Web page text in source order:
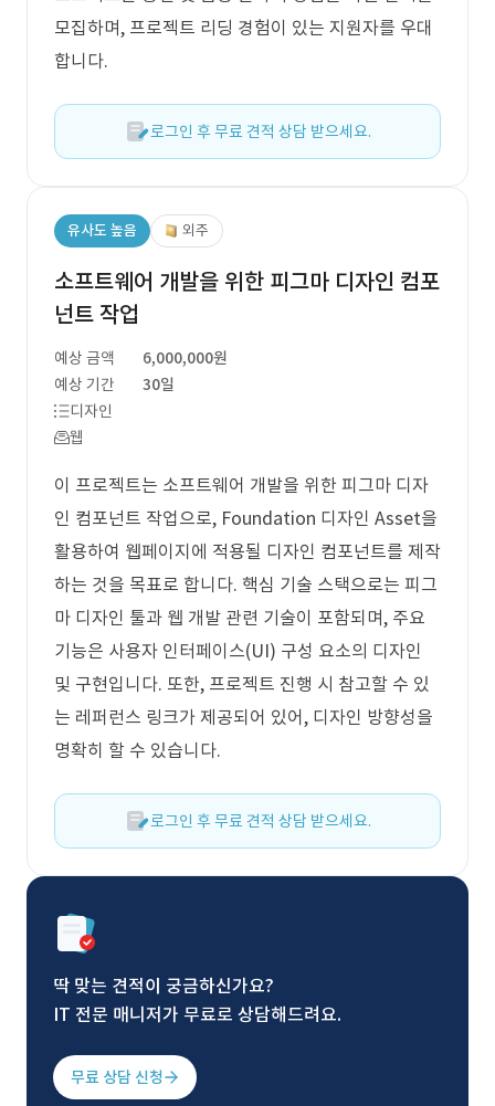
모집하며, 프로젝트 리딩 경험이 있는 지원자를 우대
합니다.
로그인 후 무료 견적 상담 받으세요.
유사도 높음 외주
소프트웨어 개발을 위한 피그마 디자인 컴포
넌트 작업
예상 금액
6,000,000원
예상 기간
30일
디자인
웹
이 프로젝트는 소프트웨어 개발을 위한 피그마 디자
인 컴포넌트 작업으로, Foundation 디자인 Asset을
활용하여 웹페이지에 적용될 디자인 컴포넌트를 제작
하는 것을 목표로 합니다. 핵심 기술 스택으로는 피그
마 디자인 툴과 웹 개발 관련 기술이 포함되며, 주요
기능은 사용자 인터페이스(UI) 구성 요소의 디자인
및 구현입니다. 또한, 프로젝트 진행 시 참고할 수 있
는 레퍼런스 링크가 제공되어 있어, 디자인 방향성을
명확히 할 수 있습니다.
로그인 후 무료 견적 상담 받으세요.
딱 맞는 견적이 궁금하신가요?
IT 전문 매니저가 무료로 상담해드려요.
무료 상담 신청